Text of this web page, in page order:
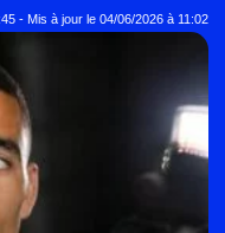
- Mis à jour le 04/06/2026 à 11:02